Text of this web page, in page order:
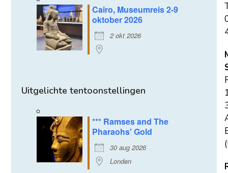
Cairo, Museumreis 2-9
oktober 2026
2 okt 2026
Uitgelichte tentoonstellingen
*** Ramses and The
Pharaohs' Gold
30 aug 2026
Londen